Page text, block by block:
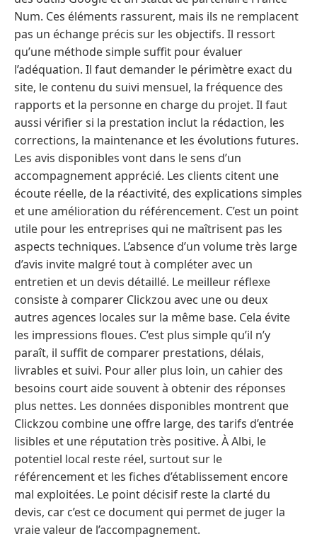
Num. Ces éléments rassurent, mais ils ne remplacent
pas un échange précis sur les objectifs. Il ressort
qu’une méthode simple suffit pour évaluer
l’adéquation. Il faut demander le périmètre exact du
site, le contenu du suivi mensuel, la fréquence des
rapports et la personne en charge du projet. Il faut
aussi vérifier si la prestation inclut la rédaction, les
corrections, la maintenance et les évolutions futures.
Les avis disponibles vont dans le sens d’un
accompagnement apprécié. Les clients citent une
écoute réelle, de la réactivité, des explications simples
et une amélioration du référencement. C’est un point
utile pour les entreprises qui ne maîtrisent pas les
aspects techniques. L’absence d’un volume très large
d’avis invite malgré tout à compléter avec un
entretien et un devis détaillé. Le meilleur réflexe
consiste à comparer Clickzou avec une ou deux
autres agences locales sur la même base. Cela évite
les impressions floues. C’est plus simple qu’il n’y
paraît, il suffit de comparer prestations, délais,
livrables et suivi. Pour aller plus loin, un cahier des
besoins court aide souvent à obtenir des réponses
plus nettes. Les données disponibles montrent que
Clickzou combine une offre large, des tarifs d’entrée
lisibles et une réputation très positive. À Albi, le
potentiel local reste réel, surtout sur le
référencement et les fiches d’établissement encore
mal exploitées. Le point décisif reste la clarté du
devis, car c’est ce document qui permet de juger la
vraie valeur de l’accompagnement.